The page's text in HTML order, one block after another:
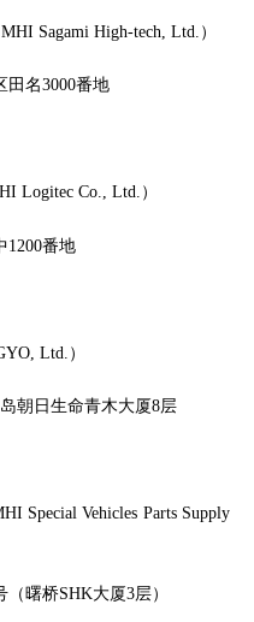
Sagami High-tech, Ltd.）
田名3000番地
Logitec Co., Ltd.）
1200番地
Ltd.）
朝日生命青木大厦8层
Special Vehicles Parts Supply
曙桥SHK大厦3层）